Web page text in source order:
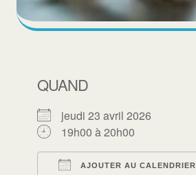
QUAND
jeudi 23 avril 2026
19h00 à 20h00
AJOUTER AU CALENDRIER